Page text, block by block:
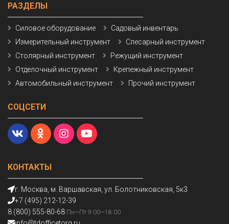
КОНТАКТЫ
г. Москва, м. Варшавская, ул. Болотниковская, 5к3
+7 (495) 212-12-39
8 (800) 555-80-68 Пн—Пт 9:00—18:00
РАЗДЕЛЫ
Силовое оборудование
Садовый инвентарь
Измерительный инструмент
Слесарный инструмент
Столярный инструмент
Режущий инструмент
Отделочный инструмент
Крепежный инструмент
Автомобильный инструмент
Прочий инструмент
СОЦСЕТИ